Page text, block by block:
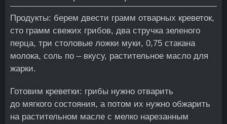
Продукты: берем двести грамм отварных креветок,
сто грамм свежих грибов, два стручка зеленого
перца, три столовые ложки муки, 0,75 стакана
молока, соль по – вкусу, растительное масло для
жарки.
Готовим креветки: грибы нужно отварить
до мягкого состояния, а потом их нужно обжарить
на растительном масле с мелко нарезанным